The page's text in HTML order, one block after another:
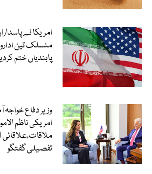
امریکا نے
منسلک تین
پابندیاں ختم
وزیر دفاع
امریکی ناظم
ملاقات،علاقائی
تفصیلی گفتگو